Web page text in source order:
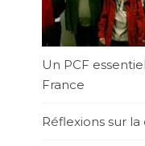
Un PCF
France
Réflexions sur la